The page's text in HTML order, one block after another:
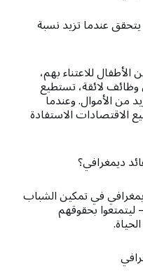
عندما تزيد نسبة
للاعتناء بهم،
لائقة، تستطيع
من الأموال. وعندما
الاقتصادات الاستفادة
ديمغرافي؟
في تمكين الشباب
بحقوقهم